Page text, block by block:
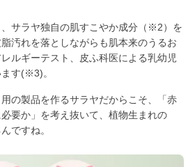
サラヤ独自の肌すこやか成分（※2）を
汚れを落としながらも肌本来のうるお
ルギーテスト、皮ふ科医による乳幼児
す(※3)。
の製品を作るサラヤだからこそ、「赤
要か」を考え抜いて、植物生まれの
ですね。